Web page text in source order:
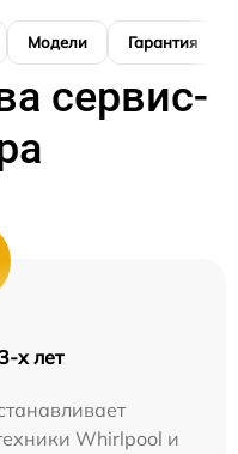
Модели Гарантия
сервис-
х лет
Whirlpool и